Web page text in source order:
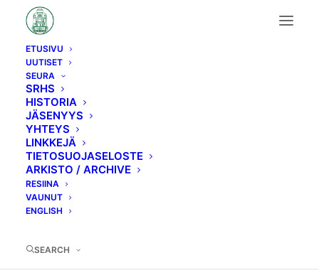
ETUSIVU
UUTISET
SEURA
SRHS
HISTORIA
JÄSENYYS
YHTEYS
LINKKEJÄ
TIETOSUOJASELOSTE
ARKISTO / ARCHIVE
RESIINA
VAUNUT
ENGLISH
SEARCH
Uutinen/tapahtuma
Kerhoilta 22.3.2021
peruttu